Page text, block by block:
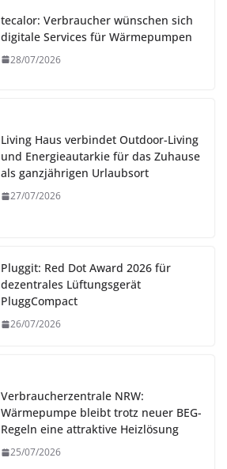
tecalor: Verbraucher wünschen sich
digitale Services für Wärmepumpen
28/07/2026
Living Haus verbindet Outdoor-Living
und Energieautarkie für das Zuhause
als ganzjährigen Urlaubsort
27/07/2026
Pluggit: Red Dot Award 2026 für
dezentrales Lüftungsgerät
PluggCompact
26/07/2026
Verbraucherzentrale NRW:
Wärmepumpe bleibt trotz neuer BEG-
Regeln eine attraktive Heizlösung
25/07/2026